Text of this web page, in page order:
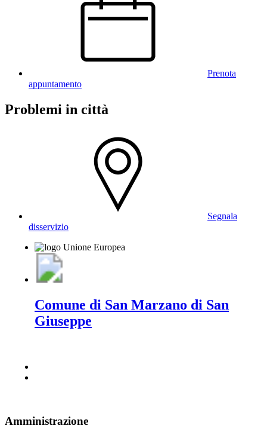
Prenota
appuntamento
Problemi in città
Segnala
disservizio
Comune di San Marzano di San
Giuseppe
Amministrazione